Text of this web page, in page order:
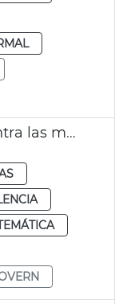
València-FEMP Violencia contra las mujeres